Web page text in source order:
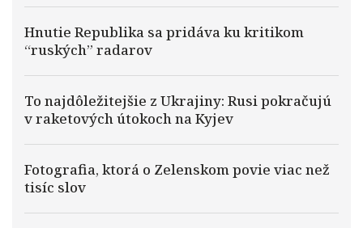
Hnutie Republika sa pridáva ku kritikom
“ruských” radarov
To najdôležitejšie z Ukrajiny: Rusi pokračujú
v raketových útokoch na Kyjev
Fotografia, ktorá o Zelenskom povie viac než
tisíc slov